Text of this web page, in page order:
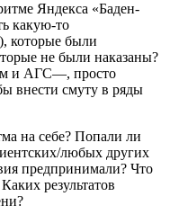
Яндекса «Баден-
какую-то
которые были
не были наказаны?
и АГС—, просто
внести смуту в ряды
на себе? Попали ли
любых других
предпринимали? Что
результатов